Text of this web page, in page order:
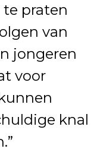
praten
van
jongeren
voor
knal